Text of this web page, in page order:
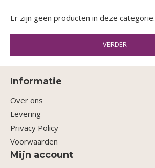
Er zijn geen producten in deze categorie.
VERDER
Informatie
Over ons
Levering
Privacy Policy
Voorwaarden
Mijn account